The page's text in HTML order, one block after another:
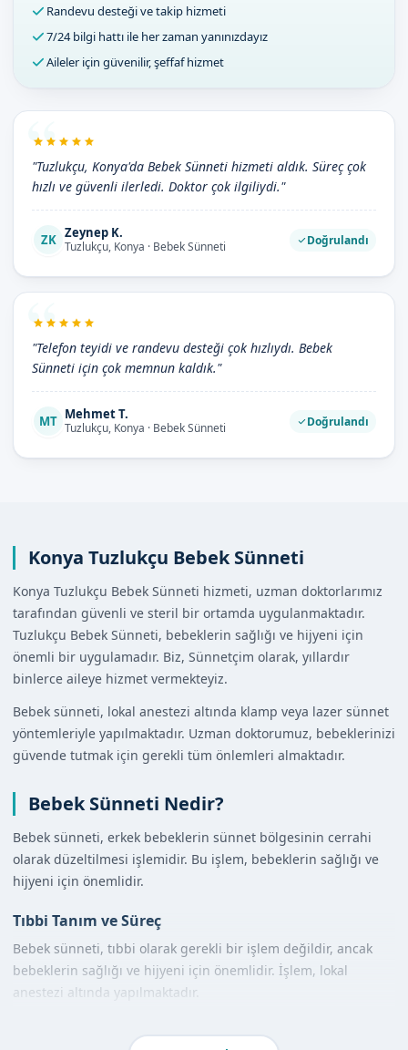
Randevu desteği ve takip hizmeti
7/24 bilgi hattı ile her zaman yanınızdayız
Aileler için güvenilir, şeffaf hizmet
"Tuzlukçu, Konya'da Bebek Sünneti hizmeti aldık. Süreç çok
hızlı ve güvenli ilerledi. Doktor çok ilgiliydi."
ZK Zeynep K.
Tuzlukçu, Konya · Bebek Sünneti Doğrulandı
"Telefon teyidi ve randevu desteği çok hızlıydı. Bebek
Sünneti için çok memnun kaldık."
MT Mehmet T.
Tuzlukçu, Konya · Bebek Sünneti Doğrulandı
Konya Tuzlukçu Bebek Sünneti
Konya Tuzlukçu Bebek Sünneti hizmeti, uzman doktorlarımız
tarafından güvenli ve steril bir ortamda uygulanmaktadır.
Tuzlukçu Bebek Sünneti, bebeklerin sağlığı ve hijyeni için
önemli bir uygulamadır. Biz, Sünnetçim olarak, yıllardır
binlerce aileye hizmet vermekteyiz.
Bebek sünneti, lokal anestezi altında klamp veya lazer sünnet
yöntemleriyle yapılmaktadır. Uzman doktorumuz, bebeklerinizi
güvende tutmak için gerekli tüm önlemleri almaktadır.
Bebek Sünneti Nedir?
Bebek sünneti, erkek bebeklerin sünnet bölgesinin cerrahi
olarak düzeltilmesi işlemidir. Bu işlem, bebeklerin sağlığı ve
hijyeni için önemlidir.
Tıbbi Tanım ve Süreç
Bebek sünneti, tıbbi olarak gerekli bir işlem değildir, ancak
bebeklerin sağlığı ve hijyeni için önemlidir. İşlem, lokal
anestezi altında yapılmaktadır.
Diğer Yöntemlerle Karşılaştırma